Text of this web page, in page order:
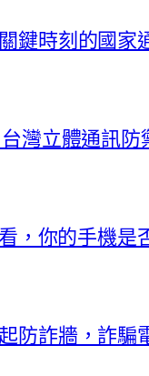
鍵時刻的國家
灣立體通訊防
，你的手機是
防詐牆，詐騙